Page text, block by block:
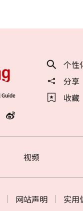
个性
分享
收藏
视频
网站声明 实用